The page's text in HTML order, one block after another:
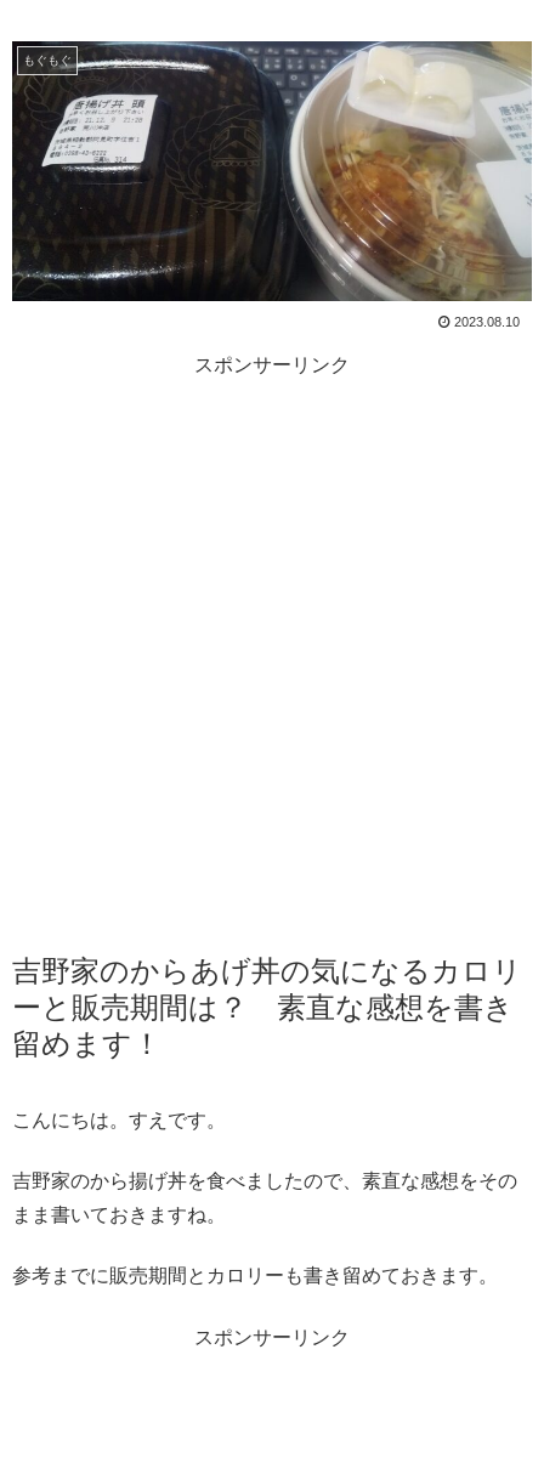
もぐもぐ
2023.08.10
スポンサーリンク
吉野家のからあげ丼の気になるカロリ
ーと販売期間は？ 素直な感想を書き
留めます！
こんにちは。すえです。
吉野家のから揚げ丼を食べましたので、素直な感想をその
まま書いておきますね。
参考までに販売期間とカロリーも書き留めておきます。
スポンサーリンク